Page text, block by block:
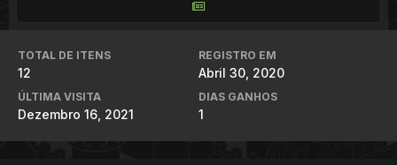
TOTAL DE ITENS
12
REGISTRO EM
Abril 30, 2020
ÚLTIMA VISITA
Dezembro 16, 2021
DIAS GANHOS
1